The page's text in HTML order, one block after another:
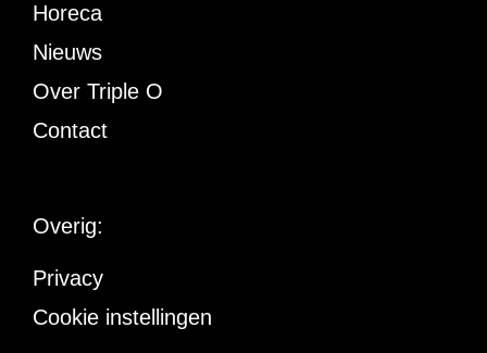
Horeca
Nieuws
Over Triple O
Contact
Overig:
Privacy
Cookie instellingen